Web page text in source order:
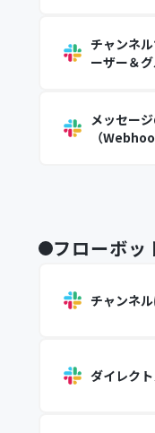
チャンネ
ーザー＆グ
メッセー
（
フローボッ
チャンネ
ダイレク